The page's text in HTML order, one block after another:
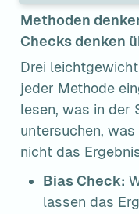
Methoden
Checks denken
Drei
jeder Methode
lesen, was in der
untersuchen,
nicht das
Bias Check:
lassen das